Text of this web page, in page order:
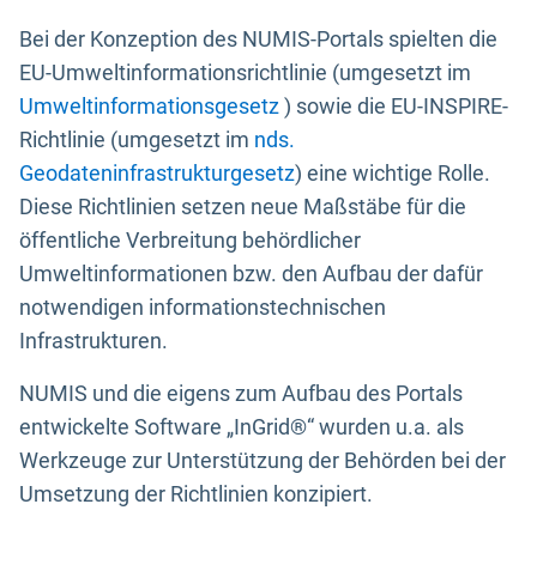
Bei der Konzeption des NUMIS-Portals spielten die
EU-Umweltinformationsrichtlinie (umgesetzt im
Umweltinformationsgesetz) sowie die EU-INSPIRE-
Richtlinie (umgesetzt im nds.
Geodateninfrastrukturgesetz) eine wichtige Rolle.
Diese Richtlinien setzen neue Maßstäbe für die
öffentliche Verbreitung behördlicher
Umweltinformationen bzw. den Aufbau der dafür
notwendigen informationstechnischen
Infrastrukturen.
NUMIS und die eigens zum Aufbau des Portals
entwickelte Software „InGrid®“ wurden u.a. als
Werkzeuge zur Unterstützung der Behörden bei der
Umsetzung der Richtlinien konzipiert.